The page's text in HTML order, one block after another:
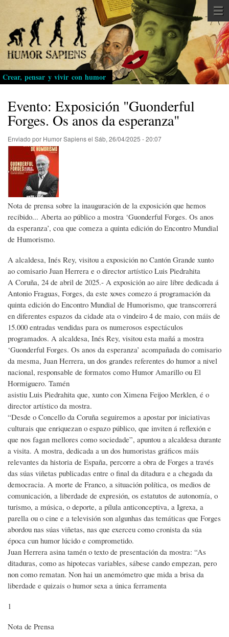
Pasar
al
contenido
principal
Crear, pensar y vivir con humor
Evento: Exposición "Guonderful
Forges. Os anos da esperanza"
Enviado por Humor Sapiensel Sáb, 26/04/2025 - 20:07
Nota de prensa sobre la inauguración de la exposición que hemos
recibido... Aberta ao público a mostra ‘Guonderful Forges. Os anos
da esperanza’, coa que comeza a quinta edición do Encontro Mundial
de Humorismo.
A alcaldesa, Inés Rey, visitou a exposición no Cantón Grande xunto
ao comisario Juan Herrera e o director artístico Luis Piedrahita
A Coruña, 24 de abril de 2025.- A exposición ao aire libre dedicada á
Antonio Fraguas, Forges, da este xoves comezo á programación da
quinta edición do Encontro Mundial de Humorismo, que transcorrerá
en diferentes espazos da cidade ata o vindeiro 4 de maio, con máis de
15.000 entradas vendidas para os numerosos espectáculos
programados. A alcaldesa, Inés Rey, visitou esta mañá a mostra
‘Guonderful Forges. Os anos da esperanza’ acompañada do comisario
da mesma, Juan Herrera, un dos grandes referentes do humor a nivel
nacional, responsable de formatos como Humor Amarillo ou El
Hormiguero. Tamén
asistiu Luis Piedrahita que, xunto con Ximena Feijoo Merklen, é o
director artístico da mostra.
“Desde o Concello da Coruña seguiremos a apostar por iniciativas
culturais que enriquezan o espazo público, que inviten á reflexión e
que nos fagan mellores como sociedade”, apuntou a alcaldesa durante
a visita. A mostra, dedicada a un dos humoristas gráficos máis
relevantes da historia de España, percorre a obra de Forges a través
das súas viñetas publicadas entre o final da ditadura e a chegada da
democracia. A morte de Franco, a situación política, os medios de
comunicación, a liberdade de expresión, os estatutos de autonomía, o
turismo, a música, o deporte, a pílula anticonceptiva, a Igrexa, a
parella ou o cine e a televisión son algunhas das temáticas que Forges
abordou nas súas viñetas, nas que exerceu como cronista da súa
época cun humor lúcido e comprometido.
Juan Herrera asina tamén o texto de presentación da mostra: “As
ditaduras, como as hipotecas variables, sábese cando empezan, pero
non como rematan. Non hai un anemómetro que mida a brisa da
liberdade e quizais o humor sexa a única ferramenta
1
Nota de Prensa